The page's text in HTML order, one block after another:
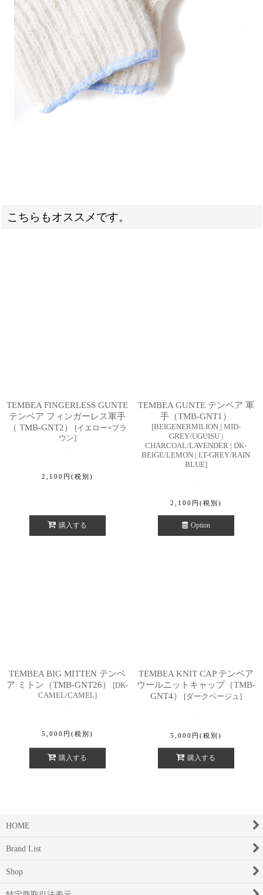
こちらもオススメです。
TEMBEA FINGERLESS GUNTE
テンベア フィンガーレス軍手
（ TMB-GNT2）
[イエロー×ブラ
ウン]
2,100 円 (税別)
購入する
TEMBEA GUNTE テンベア 軍
手（TMB-GNT1）
[BEIGENERMILION | MID-
GREY/UGUISU |
CHARCOAL/LAVENDER | DK-
BEIGE/LEMON | LT-GREY/RAIN
BLUE]
2,100 円 (税別)
Option
TEMBEA BIG MITTEN テンベ
ア ミトン（TMB-GNT26）
[DK-
CAMEL/CAMEL]
5,000 円 (税別)
購入する
TEMBEA KNIT CAP テンベア
ウールニットキャップ（TMB-
GNT4）
[ダークベージュ ]
5,000 円 (税別)
購入する
HOME
Brand List
Shop